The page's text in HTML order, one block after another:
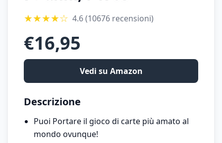
★★★★☆ 4.6(10676 recensioni)
€16,95
Vedi su Amazon
Descrizione
Puoi Portare il gioco di carte più amato al
mondo ovunque!